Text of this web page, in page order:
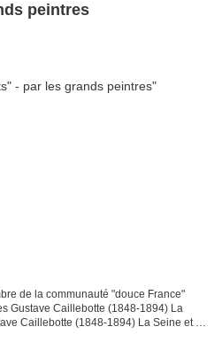
peintres
de la communauté "douce France"
Gustave Caillebotte (1848-1894) La
Caillebotte (1848-1894) La Seine et le